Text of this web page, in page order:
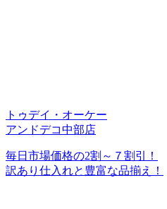
トゥデイ・オーケー
アンドデコ中部店
毎日市場価格の2割～７割引！
訳あり仕入れと豊富な品揃え！